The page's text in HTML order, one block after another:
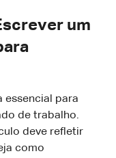
um
essencial para
de trabalho.
deve refletir
como